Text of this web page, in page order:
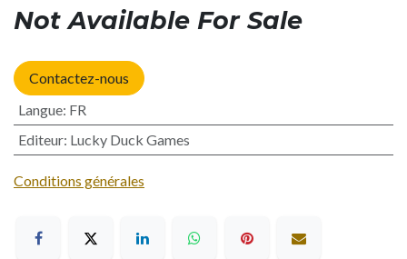
Not Available For Sale
Contactez-nous
Langue: FR
Editeur: Lucky Duck Games
Conditions générales